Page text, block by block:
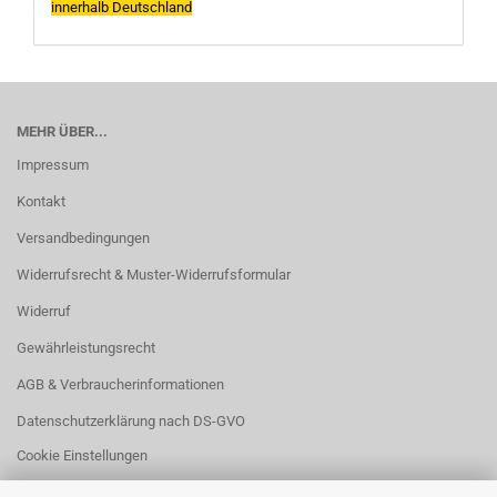
innerhalb Deutschland
MEHR ÜBER...
Impressum
Kontakt
Versandbedingungen
Widerrufsrecht & Muster-Widerrufsformular
Widerruf
Gewährleistungsrecht
AGB & Verbraucherinformationen
Datenschutzerklärung nach DS-GVO
Cookie Einstellungen